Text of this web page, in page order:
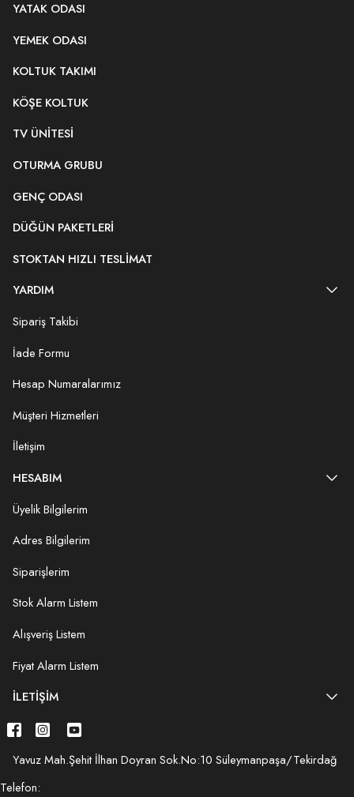
YATAK ODASI
YEMEK ODASI
KOLTUK TAKIMI
KÖŞE KOLTUK
TV ÜNITESI
OTURMA GRUBU
GENÇ ODASI
DÜĞÜN PAKETLERI
STOKTAN HIZLI TESLIMAT
YARDIM
Sipariş Takibi
İade Formu
Hesap Numaralarımız
Müşteri Hizmetleri
İletişim
HESABIM
Üyelik Bilgilerim
Adres Bilgilerim
Siparişlerim
Stok Alarm Listem
Alışveriş Listem
Fiyat Alarm Listem
İLETIŞIM
Yavuz Mah.Şehit İlhan Doyran Sok.No:10 Süleymanpaşa/Tekirdağ
Telefon: